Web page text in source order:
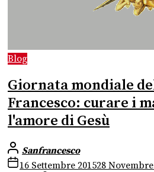
Blog
Giornata mondiale
Francesco: curare i
l'amore di Gesù
Sanfrancesco
16 Settembre 201528